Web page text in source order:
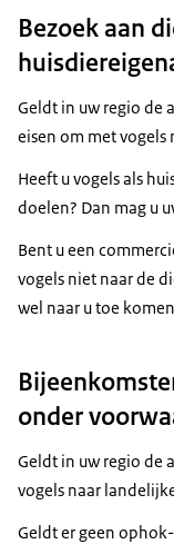
rallen
steltlopers
meeuwen
Bezoek aan
Geldt in uw regio de
eisen om met vogels
Heeft u vogels als
doelen? Dan mag u
Bent u een
vogels niet naar de
wel naar u toe
onder
Geldt in uw regio de
vogels naar
Geldt er geen